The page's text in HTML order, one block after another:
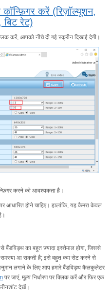
कॉन्फ़िगर करें (रिज़ॉल्यूशन,
रेट)
करें, आपको नीचे दी गई स्क्रीन दिखाई देगी।
करने की आवश्यकता है।
आधारित होने चाहिए। हालांकि, यह कैमरा केवल
बैंडविड्थ का बहुत ज़्यादा इस्तेमाल होगा, जिससे
समस्या आ सकती है; इसे बहुत कम सेट करने से
अनुमान लगाने के लिए आप हमारे बैंडविड्थ कैलकुलेटर
पर जाएं, मूल्य निर्धारण पर क्लिक करें और फिर एक
देखें।